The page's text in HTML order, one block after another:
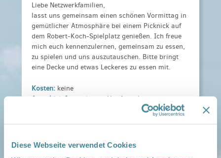
Diese Webseite verwendet Cookies
Liebe Netzwerkfamilien,
lasst uns gemeinsam einen schönen Vormittag in
gemütlicher Atmosphäre bei einem Picknick auf
dem Robert-Koch-Spielplatz genießen. Ich freue
mich euch kennenzulernen, gemeinsam zu essen,
zu spielen und uns auszutauschen. Bitte bringt
eine Decke und etwas Leckeres zu essen mit.
Kosten: keine
Anmeldeinformationen:
Um Anmeldung wird
Robert Koch Spielplatz, , 03149 Forst